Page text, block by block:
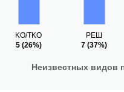
KO/TKO
5(26%)
РЕШ
7 (37%)
Неизвестных видов